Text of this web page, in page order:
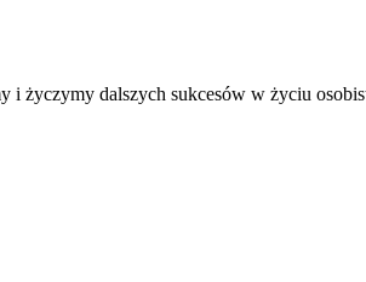
i życzymy dalszych sukcesów w życiu